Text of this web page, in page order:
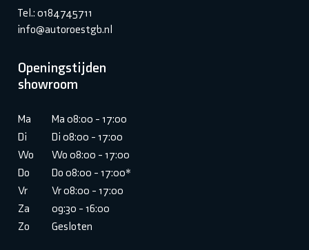
Tel.: 0184745711
info@autoroestgb.nl
Openingstijden
showroom
Ma
Ma 08:00 - 17:00
Di
Di 08:00 - 17:00
Wo
Wo 08:00 - 17:00
Do
Do 08:00 - 17:00*
Vr
Vr 08:00 - 17:00
Za
09:30 - 16:00
Zo
Gesloten